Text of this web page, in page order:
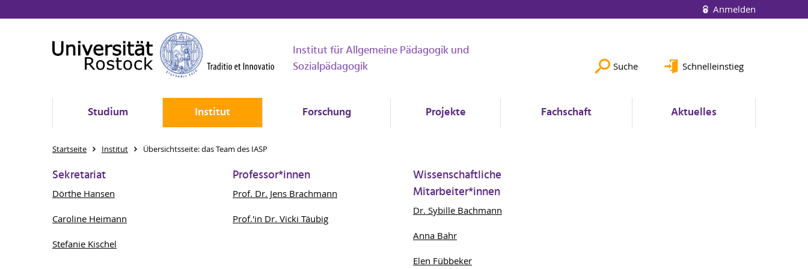
Anmelden
Institut für Allgemeine Pädagogik und
Sozialpädagogik
Suche Schnelleinstieg
Studium Institut Forschung Projekte Fachschaft Aktuelles
Startseite Institut Übersichtsseite: das Team des IASP
Sekretariat
Dörthe Hansen
Caroline Heimann
Stefanie Kischel
Professor*innen
Prof. Dr. Jens Brachmann
Prof.'in Dr. Vicki Täubig
Wissenschaftliche
Mitarbeiter*innen
Dr. Sybille Bachmann
Anna Bahr
Elen Fübbeker